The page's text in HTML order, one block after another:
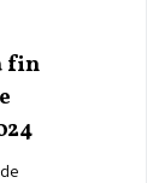
fin